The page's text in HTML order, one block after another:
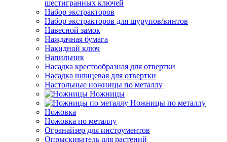
шестигранных ключей
Набор экстракторов
Набор экстракторов для шурупов/винтов
Навесной замок
Наждачная бумага
Накидной ключ
Напильник
Насадка крестообразная для отвертки
Насадка шлицевая для отвертки
Настольные ножницы по металлу
Ножницы
Ножницы по металлу
Ножовка
Ножовка по металлу
Огранайзер для инструментов
Опрыскиватель для растений